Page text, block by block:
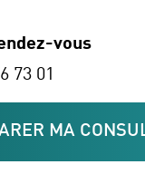
vous
73 01
MA